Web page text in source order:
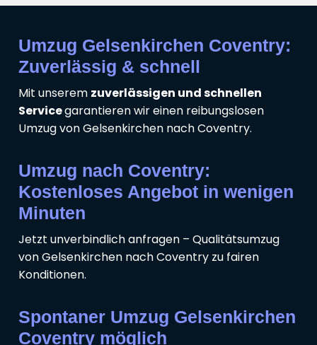
Umzug Gelsenkirchen Coventry:
Zuverlässig & schnell
Mit unserem zuverlässigen und schnellen
Servicegarantieren wir einen reibungslosen
Umzug von Gelsenkirchen nach Coventry.
Umzug nach Coventry:
Kostenloses Angebot in wenigen
Minuten
Jetzt unverbindlich anfragen – Qualitätsumzug
von Gelsenkirchen nach Coventry zu fairen
Konditionen.
Spontaner Umzug Gelsenkirchen
Coventry möglich